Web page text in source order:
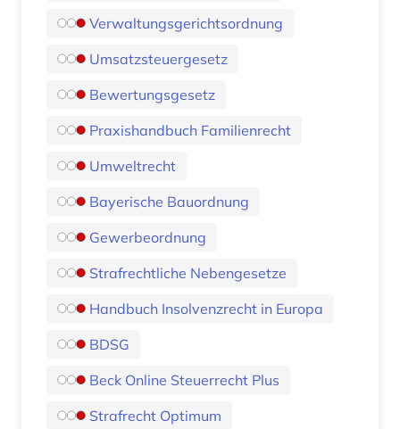
Verwaltungsgerichtsordnung
Umsatzsteuergesetz
Bewertungsgesetz
Praxishandbuch Familienrecht
Umweltrecht
Bayerische Bauordnung
Gewerbeordnung
Strafrechtliche Nebengesetze
Handbuch Insolvenzrecht in Europa
BDSG
Beck Online Steuerrecht Plus
Strafrecht Optimum